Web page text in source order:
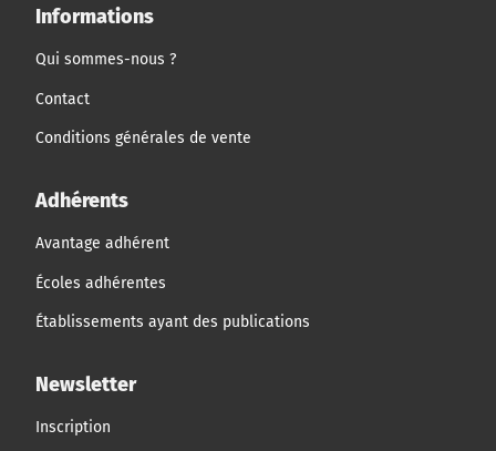
Informations
Qui sommes-nous ?
Contact
Conditions générales de vente
Adhérents
Avantage adhérent
Écoles adhérentes
Établissements ayant des publications
Newsletter
Inscription